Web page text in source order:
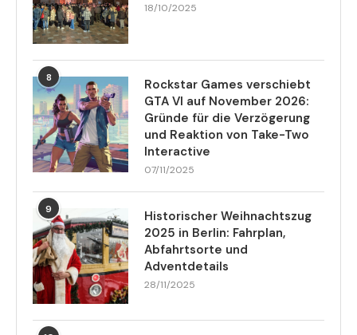
18/10/2025
8
Rockstar Games verschiebt
GTA VI auf November 2026:
Gründe für die Verzögerung
und Reaktion von Take-Two
Interactive
07/11/2025
9
Historischer Weihnachtszug
2025 in Berlin: Fahrplan,
Abfahrtsorte und
Adventdetails
28/11/2025